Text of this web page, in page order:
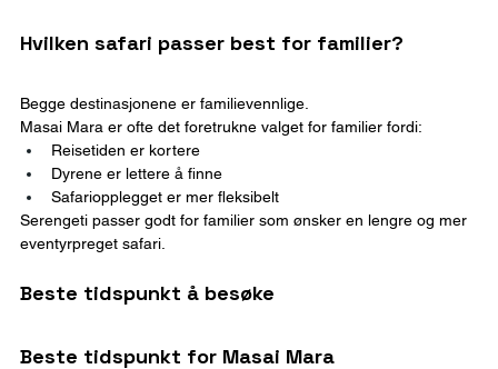
Hvilken safari passer best for familier?
Begge destinasjonene er familievennlige.
Masai Mara er ofte det foretrukne valget for familier fordi:
Reisetiden er kortere
Dyrene er lettere å finne
Safariopplegget er mer fleksibelt
Serengeti passer godt for familier som ønsker en lengre og mer
eventyrpreget safari.
Beste tidspunkt å besøke
Beste tidspunkt for Masai Mara